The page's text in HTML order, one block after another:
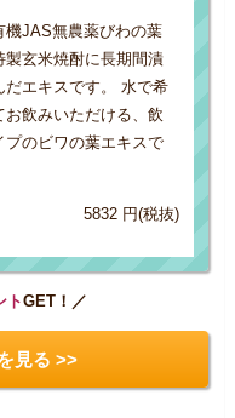
機JAS無農薬びわの葉
製玄米焼酎に長期間漬
だエキスです。 水で希
お飲みいただける、飲
プのビワの葉エキスで
5832 円(税抜)
トGET！／
見る >>